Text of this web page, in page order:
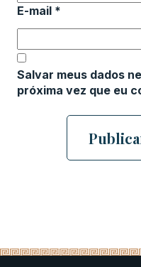
E-mail *
Salvar meus dados
próxima vez que eu